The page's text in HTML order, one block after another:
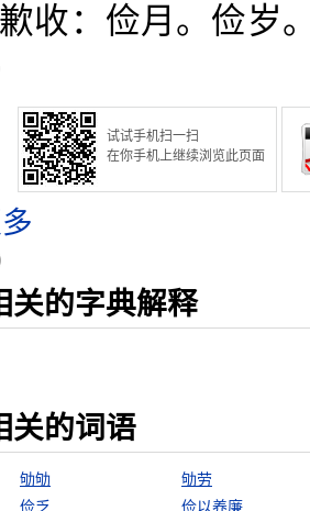
收：俭月。俭岁
试试手机扫一扫
在你手机上继续浏览此页面
关的字典解释
关的词语
劬劬
劬劳
俭乏 俭以养廉